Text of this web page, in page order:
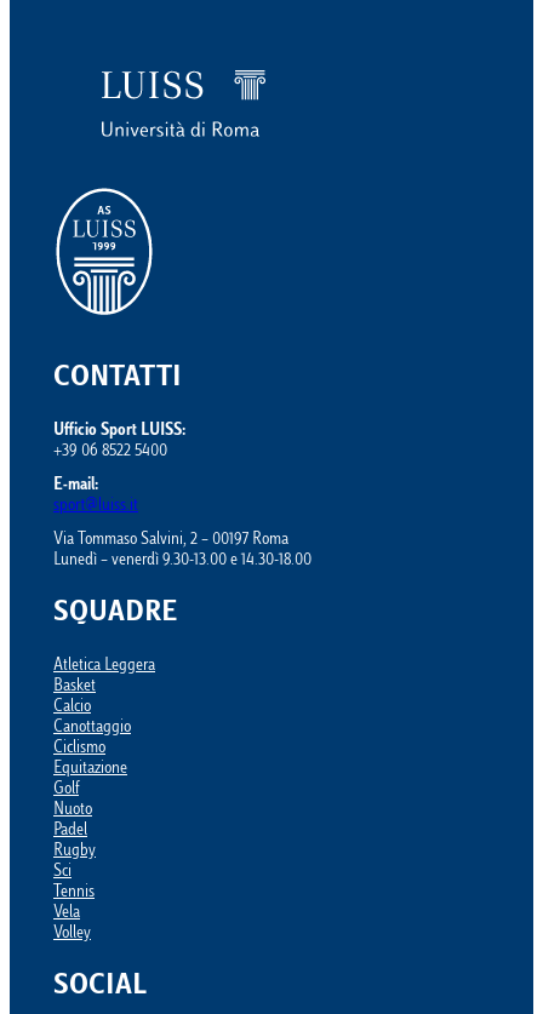
CONTATTI
Ufficio Sport LUISS:
+39 06 8522 5400
E-mail:
sport@luiss.it
Via Tommaso Salvini, 2 – 00197 Roma
Lunedì – venerdì 9.30-13.00 e 14.30-18.00
SQUADRE
Atletica Leggera
Basket
Calcio
Canottaggio
Ciclismo
Equitazione
Golf
Nuoto
Padel
Rugby
Sci
Tennis
Vela
Volley
SOCIAL